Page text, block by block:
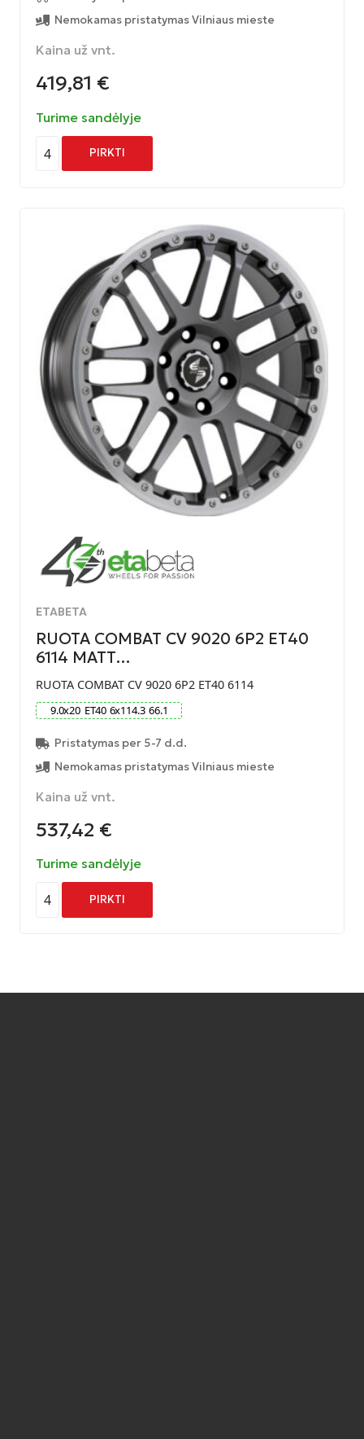
Nemokamas pristatymas Vilniaus mieste
Kaina už vnt.
419,81 €
Turime sandėlyje
4 PIRKTI
ETABETA
RUOTA COMBAT CV 9020 6P2 ET40
6114 MATT…
RUOTA COMBAT CV 9020 6P2 ET40 6114
9.0x20 ET40 6x114.3 66.1
Pristatymas per 5-7 d.d.
Nemokamas pristatymas Vilniaus mieste
Kaina už vnt.
537,42 €
Turime sandėlyje
4 PIRKTI